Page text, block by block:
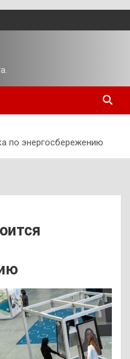
по энергосбережению